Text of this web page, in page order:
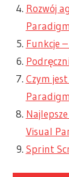
Rozwój
Funkcje
Czym
Visual
Sprint